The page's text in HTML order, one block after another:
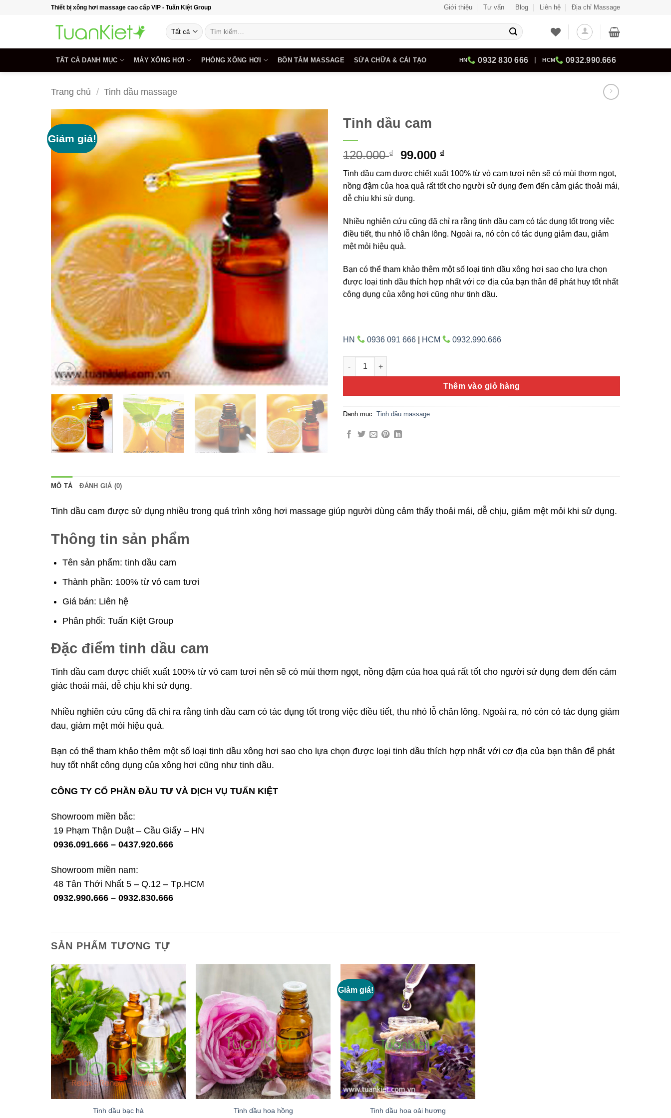
Thiết bị xông hơi massage cao cấp VIP - Tuấn Kiệt Group Giới thiệu Tư vấn Blog Liên hệ Địa chỉ Massage
Tìm
kiếm:
TẤT CẢ DANH MỤC MÁY XÔNG HƠI PHÒNG XÔNG HƠI BỒN TẮM MASSAGE SỬA CHỮA & CẢI TẠO HN 0932 830 666 HCM 0932.990.666
Trang chủ / Tinh dầu massage
Giảm giá!
Add to
wishlist
Tinh dầu cam
120.000₫
Giá
là:
120.000 ₫.
99.000 ₫Giá
hiện
tại
là:
Tinh dầu cam được chiết xuất 100% từ vỏ cam tươi nên sẽ có mùi thơm ngọt,
nồng đậm của hoa quả rất tốt cho người sử dụng đem đến cảm giác thoải mái,
dễ chịu khi sử dụng.
Nhiều nghiên cứu cũng đã chỉ ra rằng tinh dầu cam có tác dụng tốt trong việc
điều tiết, thu nhỏ lỗ chân lông. Ngoài ra, nó còn có tác dụng giảm đau, giảm
mệt mỏi hiệu quả.
Bạn có thể tham khảo thêm một số loại tinh dầu xông hơi sao cho lựa chọn
được loại tinh dầu thích hợp nhất với cơ địa của bạn thân để phát huy tốt nhất
công dụng của xông hơi cũng như tinh dầu.
HN 0936 091 666 HCM 0932.990.666
Tinh dầu cam số lượng
Thêm vào giỏ hàng
Danh mục: Tinh dầu massage
MÔ TẢ ĐÁNH GIÁ (0)
Tinh dầu cam được sử dụng nhiều trong quá trình xông hơi massage giúp người dùng cảm thấy thoải mái, dễ chịu, giảm mệt mỏi khi sử dụng.
Thông tin sản phẩm
Tên sản phẩm: tinh dầu cam
Thành phần: 100% từ vỏ cam tươi
Giá bán: Liên hệ
Phân phối: Tuấn Kiệt Group
Đặc điểm tinh dầu cam
Tinh dầu cam được chiết xuất 100% từ vỏ cam tươi nên sẽ có mùi thơm ngọt, nồng đậm của hoa quả rất tốt cho người sử dụng đem đến cảm
giác thoải mái, dễ chịu khi sử dụng.
Nhiều nghiên cứu cũng đã chỉ ra rằng tinh dầu cam có tác dụng tốt trong việc điều tiết, thu nhỏ lỗ chân lông. Ngoài ra, nó còn có tác dụng giảm
đau, giảm mệt mỏi hiệu quả.
Bạn có thể tham khảo thêm một số loại tinh dầu xông hơi sao cho lựa chọn được loại tinh dầu thích hợp nhất với cơ địa của bạn thân để phát
huy tốt nhất công dụng của xông hơi cũng như tinh dầu.
CÔNG TY CỔ PHẦN ĐẦU TƯ VÀ DỊCH VỤ TUẤN KIỆT
Showroom miền bắc:
19 Phạm Thận Duật – Cầu Giấy – HN
0936.091.666 – 0437.920.666
Showroom miền nam:
48 Tân Thới Nhất 5 – Q.12 – Tp.HCM
0932.990.666 – 0932.830.666
SẢN PHẨM TƯƠNG TỰ
Add to
wishlist
Tinh dầu bạc hà
Add to
wishlist
Tinh dầu hoa hồng
Giảm giá!
Add to
wishlist
Tinh dầu hoa oải hương